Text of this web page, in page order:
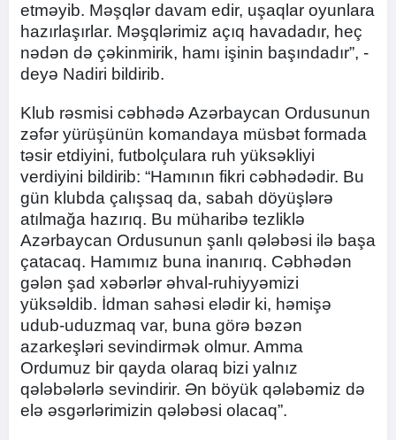
etməyib. Məşqlər davam edir, uşaqlar oyunlara
hazırlaşırlar. Məşqlərimiz açıq havadadır, heç
nədən də çəkinmirik, hamı işinin başındadır”, -
deyə Nadiri bildirib.
Klub rəsmisi cəbhədə Azərbaycan Ordusunun
zəfər yürüşünün komandaya müsbət formada
təsir etdiyini, futbolçulara ruh yüksəkliyi
verdiyini bildirib: “Hamının fikri cəbhədədir. Bu
gün klubda çalışsaq da, sabah döyüşlərə
atılmağa hazırıq. Bu müharibə tezliklə
Azərbaycan Ordusunun şanlı qələbəsi ilə başa
çatacaq. Hamımız buna inanırıq. Cəbhədən
gələn şad xəbərlər əhval-ruhiyyəmizi
yüksəldib. İdman sahəsi elədir ki, həmişə
udub-uduzmaq var, buna görə bəzən
azarkeşləri sevindirmək olmur. Amma
Ordumuz bir qayda olaraq bizi yalnız
qələbələrlə sevindirir. Ən böyük qələbəmiz də
elə əsgərlərimizin qələbəsi olacaq”.